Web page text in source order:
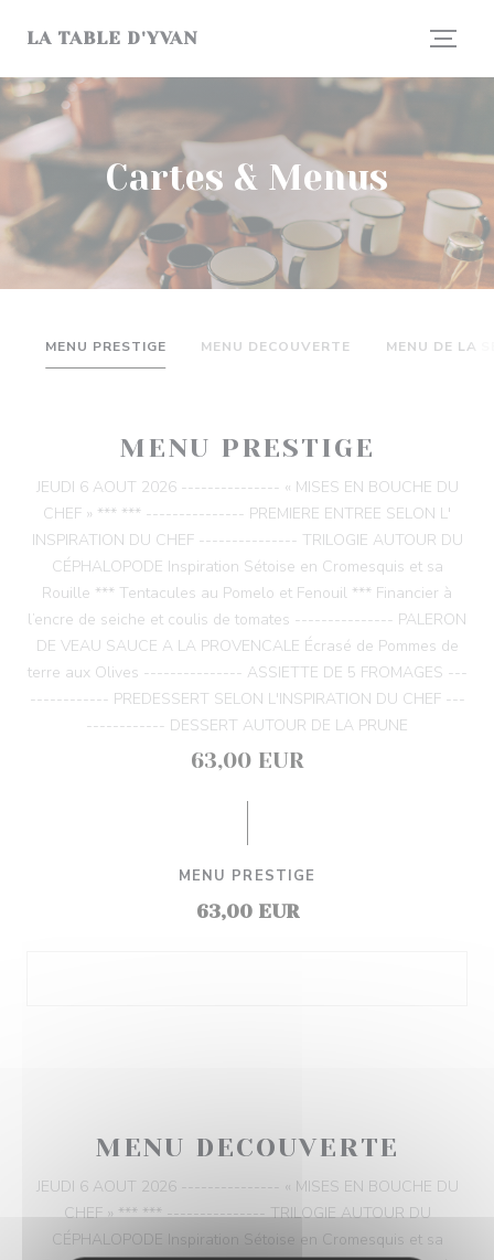
LA TABLE D'YVAN
Cartes & Menus
MENU PRESTIGE MENU DECOUVERTE MENU DE LA
MENU PRESTIGE
JEUDI 6 AOUT 2026 --------------- « MISES EN BOUCHE DU
CHEF » *** *** --------------- PREMIERE ENTREE SELON L'
INSPIRATION DU CHEF --------------- TRILOGIE AUTOUR DU
CÉPHALOPODE Inspiration Sétoise en Cromesquis et sa
Rouille *** Tentacules au Pomelo et Fenouil *** Financier à
l’encre de seiche et coulis de tomates --------------- PALERON
DE VEAU SAUCE A LA PROVENCALE Écrasé de Pommes de
terre aux Olives --------------- ASSIETTE DE 5 FROMAGES ---
------------ PREDESSERT SELON L'INSPIRATION DU CHEF ---
------------ DESSERT AUTOUR DE LA PRUNE
63,00 EUR
MENU PRESTIGE
63,00 EUR
MENU DECOUVERTE
JEUDI 6 AOUT 2026 --------------- « MISES EN BOUCHE DU
CHEF » *** *** --------------- TRILOGIE AUTOUR DU
CÉPHALOPODE Inspiration Sétoise en Cromesquis et sa